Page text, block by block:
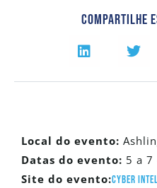
Compartilhe
Local do evento:
Datas do evento: 5 a 7
Site do evento:Cyber